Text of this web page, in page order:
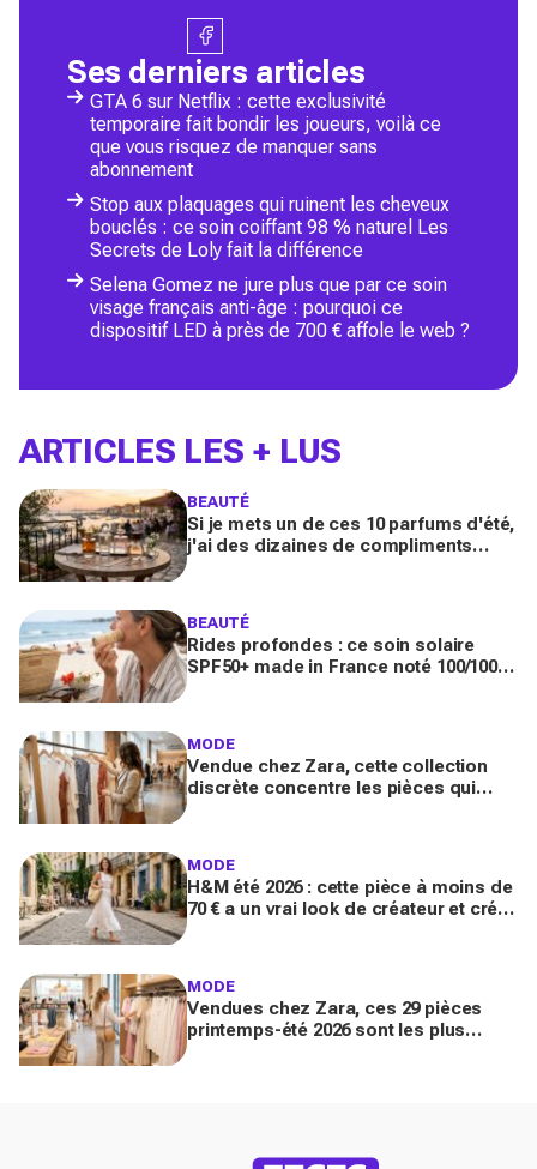
Ses derniers articles
GTA 6 sur Netflix : cette exclusivité
temporaire fait bondir les joueurs, voilà ce
que vous risquez de manquer sans
abonnement
Stop aux plaquages qui ruinent les cheveux
bouclés : ce soin coiffant 98 % naturel Les
Secrets de Loly fait la différence
Selena Gomez ne jure plus que par ce soin
visage français anti-âge : pourquoi ce
dispositif LED à près de 700 € affole le web ?
ARTICLES LES + LUS
BEAUTÉ
Si je mets un de ces 10 parfums d'été,
j'ai des dizaines de compliments
BEAUTÉ
Rides profondes : ce soin solaire
SPF50+ made in France noté 100/100
MODE
Vendue chez Zara, cette collection
discrète concentre les pièces qui
MODE
H&M été 2026 : cette pièce à moins de
70 € a un vrai look de créateur et crée
MODE
Vendues chez Zara, ces 29 pièces
printemps-été 2026 sont les plus